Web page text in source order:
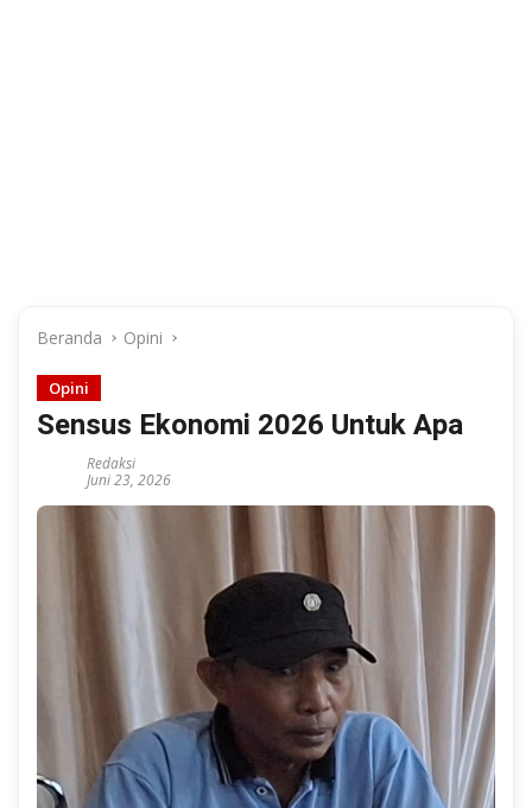
Beranda Opini
Opini
Sensus Ekonomi 2026 Untuk Apa
Redaksi
Juni 23, 2026